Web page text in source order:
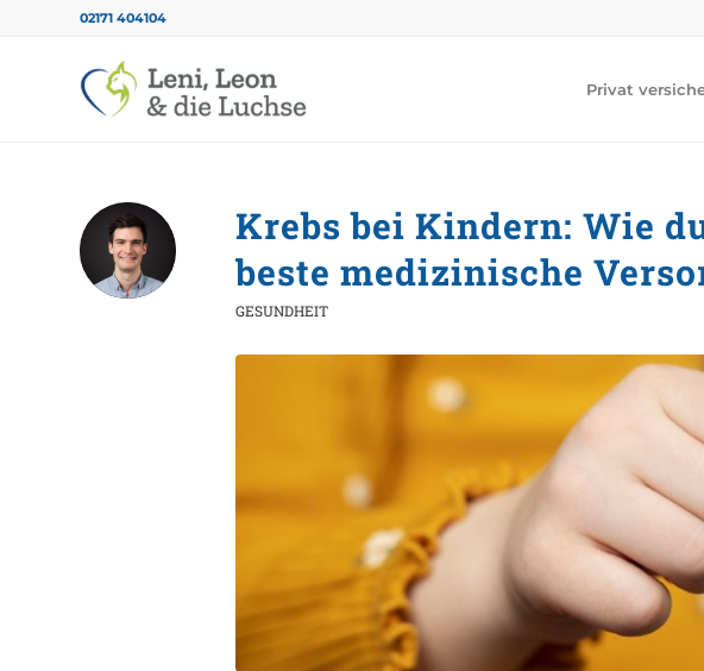
02171 404104
Privat
Krebs bei Kindern: Wie
beste medizinische
GESUNDHEIT